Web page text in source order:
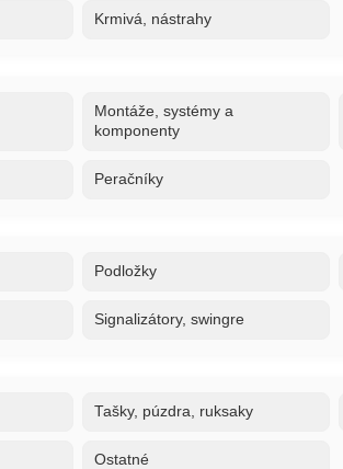
Krmivá, nástrahy
Montáže, systémy a
komponenty
Peračníky
Podložky
Signalizátory, swingre
Tašky, púzdra, ruksaky
Ostatné